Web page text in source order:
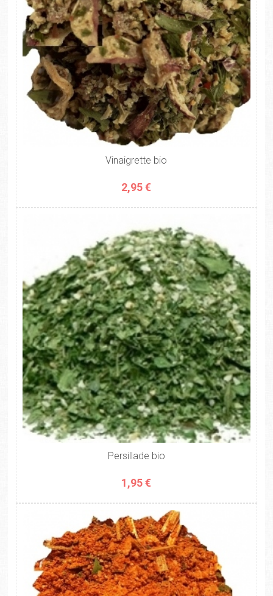
Vinaigrette bio
2,95 €
Persillade bio
1,95 €